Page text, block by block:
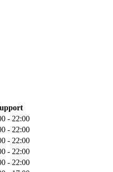
- 22:00
- 22:00
- 22:00
- 22:00
- 22:00